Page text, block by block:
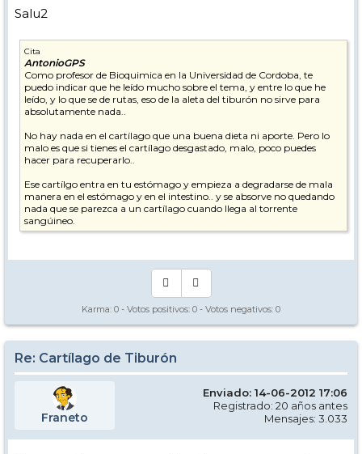
Salu2
Cita
AntonioGPS
Como profesor de Bioquimica en la Universidad de Cordoba, te
puedo indicar que he leído mucho sobre el tema, y entre lo que he
leído, y lo que se de rutas, eso de la aleta del tiburón no sirve para
absolutamente nada..
No hay nada en el cartílago que una buena dieta ni aporte. Pero lo
malo es que si tienes el cartílago desgastado, malo, poco puedes
hacer para recuperarlo..
Ese cartílgo entra en tu estómago y empieza a degradarse de mala
manera en el estómago y en el intestino.. y se absorve no quedando
nada que se parezca a un cartílago cuando llega al torrente
sangúineo.
Karma: 0 - Votos positivos: 0 - Votos negativos: 0
Re: Cartílago de Tiburón
Franeto
Enviado: 14-06-2012 17:06
Registrado: 20 años antes
Mensajes: 3.033